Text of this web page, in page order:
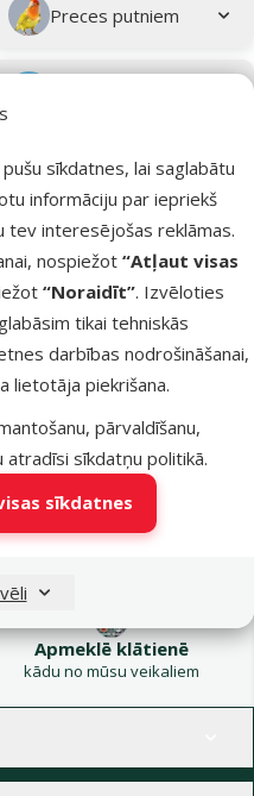
sīkdatnes, lai saglabātu
informāciju par iepriekš
tev interesējošas reklāmas.
nospiežot “Atļaut visas
“Noraidīt”. Izvēloties
tikai tehniskās
darbības nodrošināšanai,
lietotāja piekrišana.
pārvaldīšanu,
atradīsi sīkdatņu politikā.
sīkdatnes
Preces putniem
Preces
eksotiskajiem
Kampaņa: Vasara
– atlaides katrai
gaumei!
nav atrasti
Apmeklē klātienē
kādu no mūsu veikaliem